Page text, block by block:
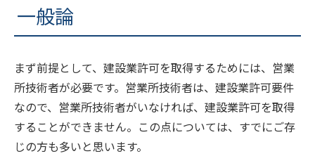
一般論
まず前提として、建設業許可を取得するためには、営業
所技術者が必要です。営業所技術者は、建設業許可要件
なので、営業所技術者がいなければ、建設業許可を取得
することができません。この点については、すでにご存
じの方も多いと思います。